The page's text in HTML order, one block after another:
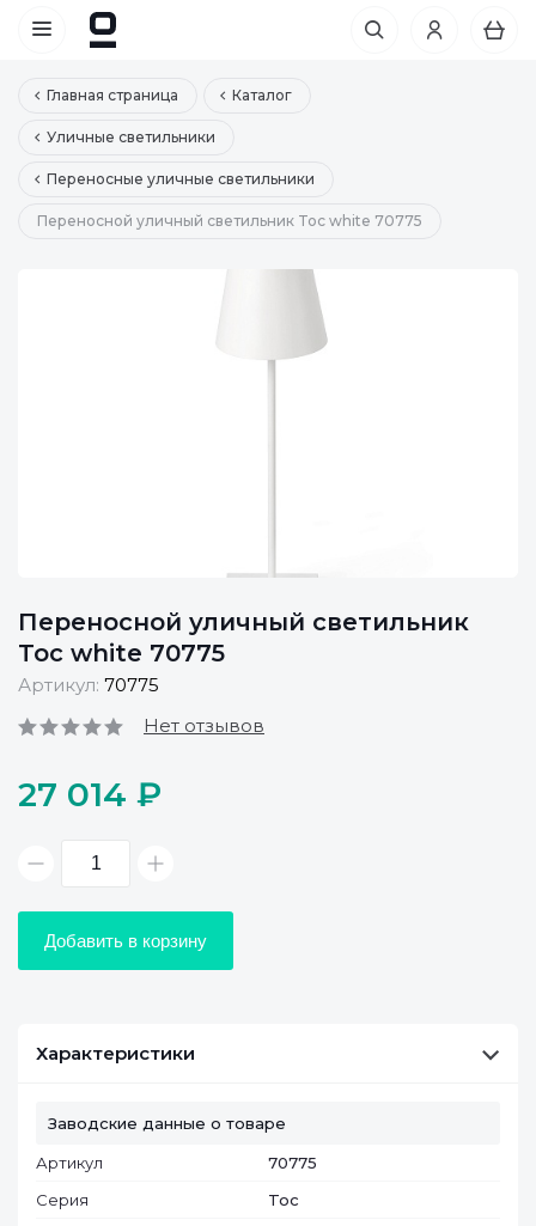
Главная страница Каталог
Уличные светильники
Переносные уличные светильники
Переносной уличный светильник Toc white 70775
Переносной уличный светильник
Toc white 70775
Артикул: 70775
Нет отзывов
27 014 ₽
Добавить в корзину
Характеристики
Заводские данные о товаре
Артикул
70775
Серия
Toc